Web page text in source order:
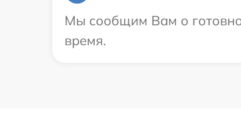
Мы сообщим Вам о
время.